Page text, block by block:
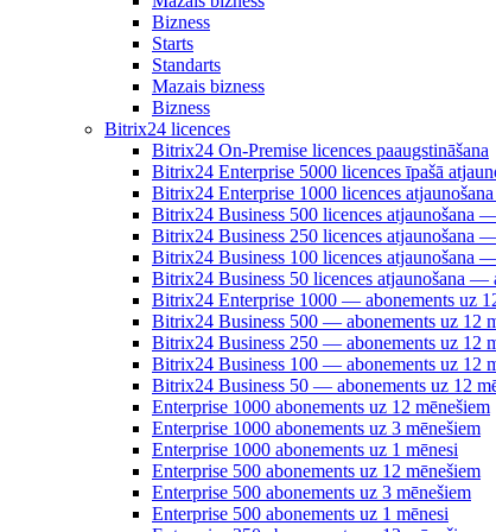
Bizness
Starts
Standarts
Mazais bizness
Bizness
Bitrix24 licences
Bitrix24 On-Premise licences paaugstināšana
Bitrix24 Enterprise 5000 licences īpašā
Bitrix24 Enterprise 1000 licences
Bitrix24 Business 500 licences atjaunošana
Bitrix24 Business 250 licences atjaunošana
Bitrix24 Business 100 licences atjaunošana
Bitrix24 Business 50 licences atjaunošana —
Bitrix24 Enterprise 1000 — abonements uz
Bitrix24 Business 500 — abonements uz 12
Bitrix24 Business 250 — abonements uz 12
Bitrix24 Business 100 — abonements uz 12
Bitrix24 Business 50 — abonements uz 12
Enterprise 1000 abonements uz 12 mēnešiem
Enterprise 1000 abonements uz 3 mēnešiem
Enterprise 1000 abonements uz 1 mēnesi
Enterprise 500 abonements uz 12 mēnešiem
Enterprise 500 abonements uz 3 mēnešiem
Enterprise 500 abonements uz 1 mēnesi